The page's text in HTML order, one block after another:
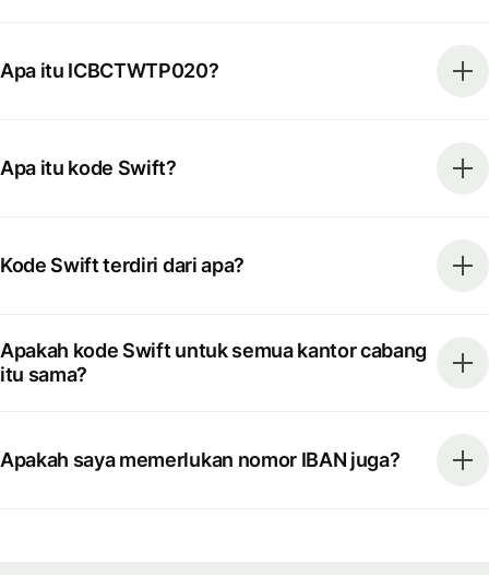
Apa itu ICBCTWTP020?
Apa itu kode Swift?
Kode Swift terdiri dari apa?
Apakah kode Swift untuk semua kantor cabang
itu sama?
Apakah saya memerlukan nomor IBAN juga?